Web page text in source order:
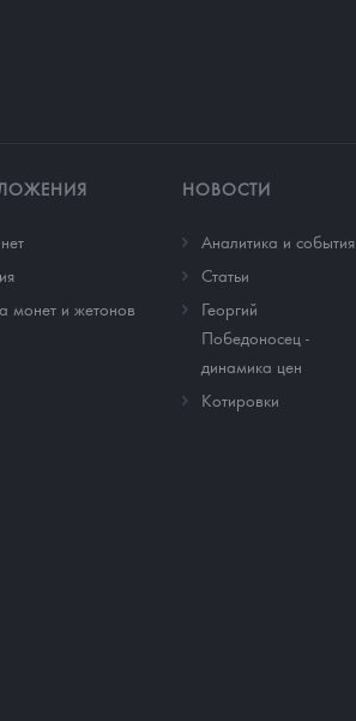
монет и жетонов
НОВОСТИ
Аналитика и события
Cтатьи
Георгий
Победоносец -
динамика цен
Котировки